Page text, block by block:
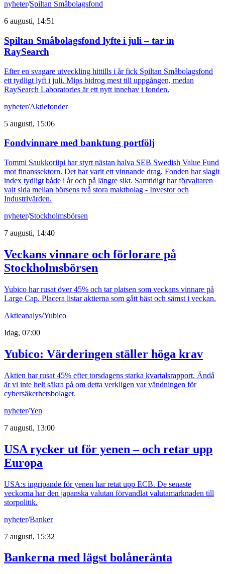
nyheter/Spiltan Småbolagsfond
6 augusti, 14:51
Spiltan Småbolagsfond lyfte i juli – tar in
RaySearch
Efter en svagare utveckling hittills i år fick Spiltan Småbolagsfond
ett tydligt lyft i juli. Mips bidrog mest till uppgången, medan
RaySearch Laboratories är ett nytt innehav i fonden.
nyheter/Aktiefonder
5 augusti, 15:06
Fondvinnare med banktung portfölj
Tommi Saukkoriipi har styrt nästan halva SEB Swedish Value Fund
mot finanssektorn. Det har varit ett vinnande drag. Fonden har slagit
index tydligt både i år och på längre sikt. Samtidigt har förvaltaren
valt sida mellan börsens två stora maktbolag - Investor och
Industrivärden.
nyheter/Stockholmsbörsen
7 augusti, 14:40
Veckans vinnare och förlorare på
Stockholmsbörsen
Yubico har rusat över 45% och tar platsen som veckans vinnare på
Large Cap. Placera listar aktierna som gått bäst och sämst i veckan.
Aktieanalys/Yubico
Idag, 07:00
Yubico: Värderingen ställer höga krav
Aktien har rusat 45% efter torsdagens starka kvartalsrapport. Ändå
är vi inte helt säkra på om detta verkligen var vändningen för
cybersäkerhetsbolaget.
nyheter/Yen
7 augusti, 13:00
USA rycker ut för yenen – och retar upp
Europa
USA:s ingripande för yenen har retat upp ECB. De senaste
veckorna har den japanska valutan förvandlat valutamarknaden till
storpolitik.
nyheter/Banker
7 augusti, 15:32
Bankerna med lägst bolåneränta